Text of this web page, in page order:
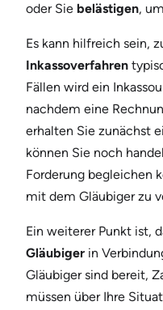
oder Sie belästigen,
Es kann hilfreich sein,
Inkassoverfahren
Fällen wird ein
nachdem eine
erhalten Sie zunächst
können Sie noch
Forderung begleichen
mit dem Gläubiger zu
Ein weiterer Punkt ist,
Gläubiger in
Gläubiger sind bereit,
müssen über Ihre